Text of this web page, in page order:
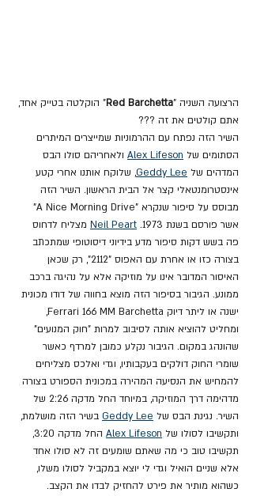
הרצועה השניה "Red Barchetta" הוקלטה בטייק אחד,
אתם קולטים את זה ???
השיר הזה נפתח עם ההרמוניות שמייצרים המיתרים
הסתומים של Alex Lifeson ולאחריהם סולו הבס
המדהים של Geddy Lee, שלוקח אותנו אחרי קטע
אינסטרומנטאלי קצר אל הבית הראשון. השיר הזה
מבוסס על סיפור שנקרא "A Nice Morning Drive"
אשר פורסם בשנת 1973.
Neil Peart מצליח לדחוס
פה בשש דקות סיפור מדע בידיוני דיסוטופי שמתכתב
בצורה כזו או אחרת עם האפוס "2112", רק שכאן
האיסור המדובר אינו על מוזיקה אלא על נהיגה ברכב
ממונע. הגיבור בסיפור הזה מוצא בחווה של דודו מכונית
ישנה או ליתר דיוק Ferrari 166 MM Barchetta,
ומחליט להוציא אותה לסיבוב למרות "חוק המנועים"
שהונהג במקום. הגיבור נקלע כמובן למרדף כאשר
שומרי החוק דולקים בעקבותיו, וגדי ואלכס מצליחים
להמחיש את הנסיעה המהירה במכונית הספורט בצורה
מדהימה דרך המוזיקה, במיוחד החל מדקה 2:26 של
השיר. נגינת הבס של Geddy Lee בשיר הזה מושלמת,
ותקשיבו לסולו של Alex Lifeson
החל מדקה 3:20,
תקשיבו טוב כי מה שאתם שומעים זה לא סולו אחד
אלא שניים הואיל וגדי לי יוצא במקביל לסולו משלו,
כשהוא מותיר את פירט להחזיק לבדו את הקצב.